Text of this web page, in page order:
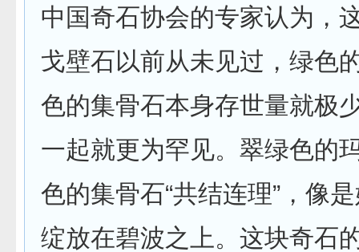
中国奇石协会的专家认为，
戈壁石以前从未见过，绿色
色的集骨石本身存世量就极
一起就更为罕见。翠绿色的
色的集骨石“共结连理”，像
绽放在碧波之上。这块奇石